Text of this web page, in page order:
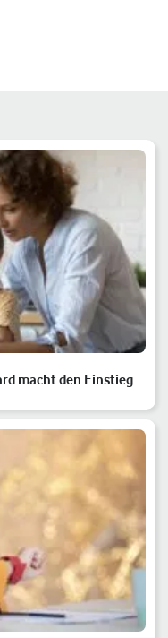
macht den Einstieg